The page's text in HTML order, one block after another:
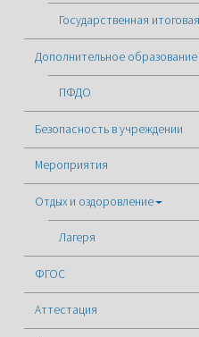
Государственная
Дополнительное образование
ПФДО
Безопасность в учреждении
Мероприятия
Отдых и оздоровление
Лагеря
ФГОС
Аттестация